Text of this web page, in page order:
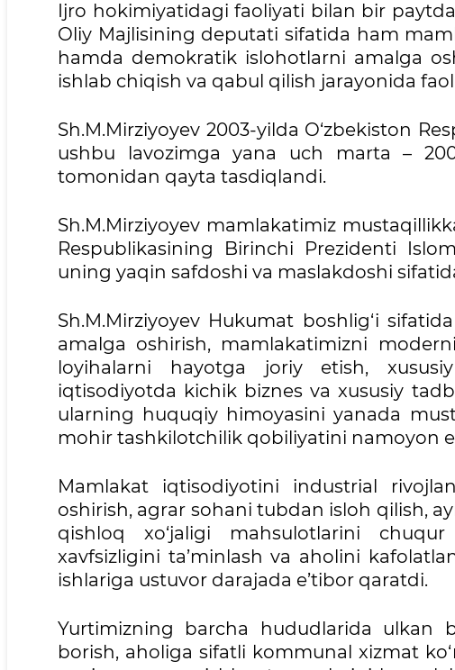
Ijro hokimiyatidagi faoliyati bilan bir paytda
Oliy Majlisining deputati sifatida ham
hamda demokratik islohotlarni amalga
ishlab chiqish va qabul qilish jarayonida
Sh.M.Mirziyoyev 2003-yilda O‘zbekiston
ushbu lavozimga yana uch marta –
tomonidan qayta tasdiqlandi.
Sh.M.Mirziyoyev mamlakatimiz
Respublikasining Birinchi Prezidenti
uning yaqin safdoshi va maslakdoshi
Sh.M.Mirziyoyev Hukumat boshlig‘i
amalga oshirish, mamlakatimizni
loyihalarni hayotga joriy etish,
iqtisodiyotda kichik biznes va xususiy
ularning huquqiy himoyasini yanada
mohir tashkilotchilik qobiliyatini namoyon
Mamlakat iqtisodiyotini industrial
oshirish, agrar sohani tubdan isloh qilish,
qishloq xo‘jaligi mahsulotlarini
xavfsizligini ta’minlash va aholini
ishlariga ustuvor darajada e’tibor qaratdi.
Yurtimizning barcha hududlarida ulkan
borish, aholiga sifatli kommunal xizmat